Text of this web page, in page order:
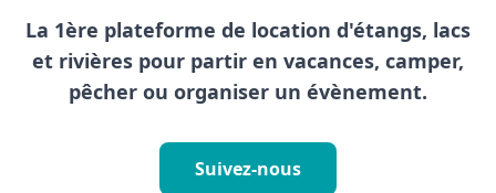
La 1ère plateforme de location d'étangs, lacs
et rivières pour partir en vacances, camper,
pêcher ou organiser un évènement.
Suivez-nous